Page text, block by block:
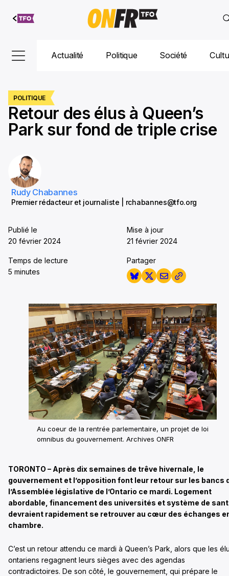
Aller au
contenu
Actualité Politique Société
POLITIQUE
Retour des élus à Queen’s
Park sur fond de triple crise
Rudy Chabannes
Premier rédacteur et journaliste | rchabannes@tfo.org
Publié le
20 février 2024
Mise à jour
21 février 2024
Temps de lecture
5 minutes
Partager
Au coeur de la rentrée parlementaire, un projet de loi
omnibus du gouvernement. Archives ONFR
TORONTO – Après dix semaines de trêve hivernale, le
gouvernement et l’opposition font leur retour sur les bancs
l’Assemblée législative de l’Ontario ce mardi. Logement
abordable, financement des universités et système de
devraient rapidement se retrouver au cœur des échanges
chambre.
C’est un retour attendu ce mardi à Queen’s Park, alors que les
ontariens regagnent leurs sièges avec des agendas
contradictoires. De son côté, le gouvernement, qui prépare le